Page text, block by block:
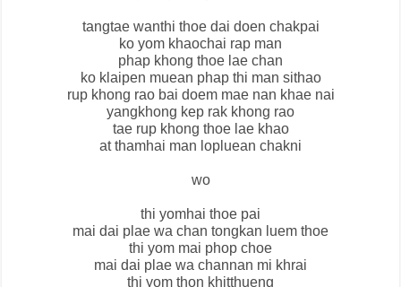
tangtae wanthi thoe dai doen chakpai
ko yom khaochai rap man
phap khong thoe lae chan
ko klaipen muean phap thi man sithao
rup khong rao bai doem mae nan khae nai
yangkhong kep rak khong rao
tae rup khong thoe lae khao
at thamhai man lopluean chakni
wo
thi yomhai thoe pai
mai dai plae wa chan tongkan luem thoe
thi yom mai phop choe
mai dai plae wa channan mi khrai
thi yom thon khitthueng